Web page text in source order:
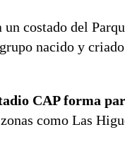
costado del
nacido y
CAP forma
como Las